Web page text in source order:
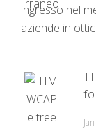
ingresso nel
aziende in